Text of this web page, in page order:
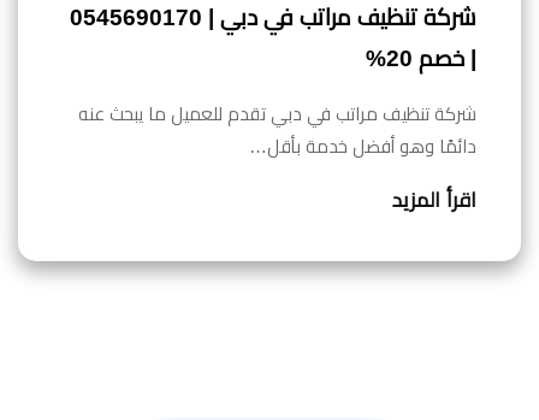
شركة تنظيف مراتب في دبي | 0545690170
| خصم 20%
شركة تنظيف مراتب في دبي تقدم للعميل ما يبحث عنه
دائمًا وهو أفضل خدمة بأقل…
اقرأ المزيد